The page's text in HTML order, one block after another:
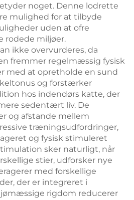
noget. Denne lodrette
mulighed for at tilbyde
uden at ofre
rodede miljøer.
ikke overvurderes, da
fremmer regelmæssig fysisk
med at opretholde en sund
og forstærker
hos indendørs katte, der
sedentært liv. De
og afstande mellem
træningsudfordringer,
og fysisk stimuleret
sker naturligt, når
stier, udforsker nye
med forskellige
der er integreret i
rigdom reducerer